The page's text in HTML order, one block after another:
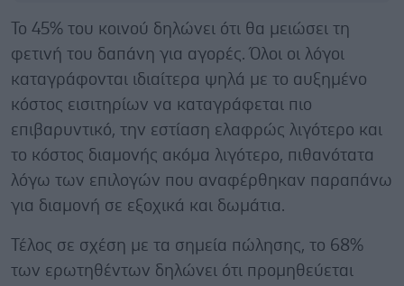
Το 45% του κοινού δηλώνει ότι θα μειώσει τη
φετινή του δαπάνη για αγορές. Όλοι οι λόγοι
καταγράφονται ιδιαίτερα ψηλά με το αυξημένο
κόστος εισιτηρίων να καταγράφεται πιο
επιβαρυντικό, την εστίαση ελαφρώς λιγότερο και
το κόστος διαμονής ακόμα λιγότερο, πιθανότατα
λόγω των επιλογών που αναφέρθηκαν παραπάνω
για διαμονή σε εξοχικά και δωμάτια.
Τέλος σε σχέση με τα σημεία πώλησης, το 68%
των ερωτηθέντων δηλώνει ότι προμηθεύεται